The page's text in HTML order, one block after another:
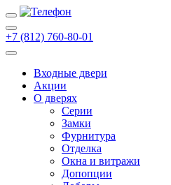
+7 (812) 760-80-01
Входные двери
Акции
О дверях
Cерии
Замки
Фурнитура
Отделка
Окна и витражи
Допопции